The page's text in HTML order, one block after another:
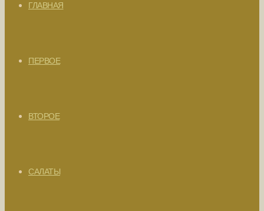
ГЛАВНАЯ
ПЕРВОЕ
ВТОРОЕ
САЛАТЫ